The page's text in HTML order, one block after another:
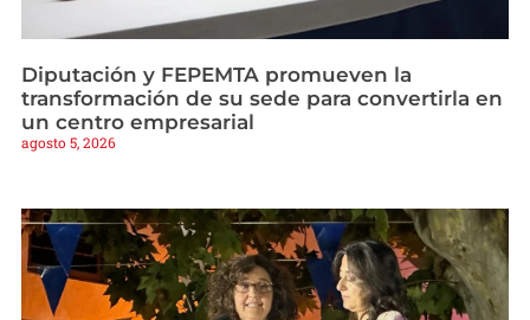
Diputación y FEPEMTA promueven la
transformación de su sede para convertirla en
un centro empresarial
agosto 5, 2026